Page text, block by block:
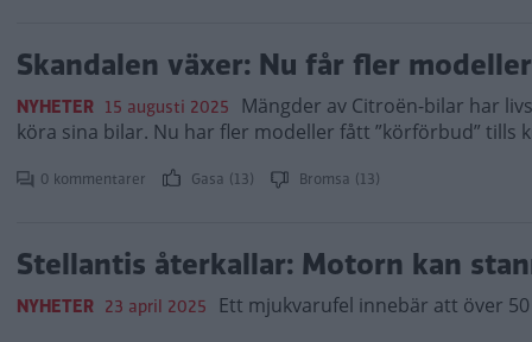
Skandalen växer: Nu får fler
NYHETER 15 augusti 2025 Mängder av Citroën-bilar har
köra sina bilar. Nu har fler modeller fått ”körförbud” tills
0 kommentarer Gasa (13) Bromsa (13)
Stellantis återkallar: Motorn kan
NYHETER 23 april 2025 Ett mjukvarufel innebär att över